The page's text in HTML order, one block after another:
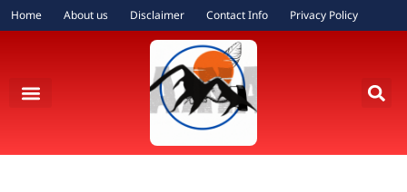
Home About us Disclaimer Contact Info Privacy Policy